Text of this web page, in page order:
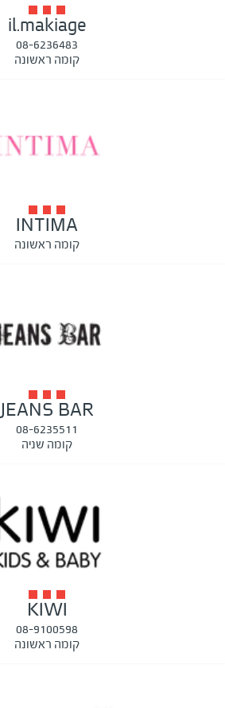
il.makiage
08-6236483
קומה ראשונה
INTIMA
קומה ראשונה
JEANS BAR
08-6235511
קומה שניה
KIWI
08-9100598
קומה ראשונה